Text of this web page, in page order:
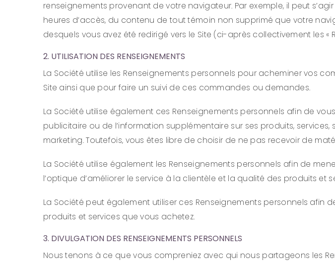
renseignements provenant de votre navigateur. Par exemple, il peut
heures d’accès, du contenu de tout témoin non supprimé que votre
desquels vous avez été redirigé vers le Site (ci-après collectivement les «
2. UTILISATION DES RENSEIGNEMENTS
La Société utilise les Renseignements personnels pour acheminer vos
Site ainsi que pour faire un suivi de ces commandes ou demandes.
La Société utilise également ces Renseignements personnels afin de
publicitaire ou de l’information supplémentaire sur ses produits,
marketing. Toutefois, vous êtes libre de choisir de ne pas recevoir de
La Société utilise également les Renseignements personnels afin de
l’optique d’améliorer le service à la clientèle et la qualité des produits et
La Société peut également utiliser ces Renseignements personnels
produits et services que vous achetez.
3. DIVULGATION DES RENSEIGNEMENTS PERSONNELS
Nous tenons à ce que vous compreniez avec qui nous partageons les